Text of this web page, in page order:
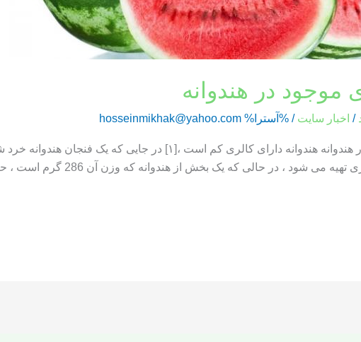
موجود در هندوانه
/ اخبار سایت / %آسترا% hosseinmikhak@yahoo.com